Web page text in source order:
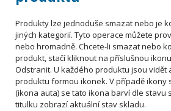
Produkty lze jednoduše smazat nebo je
jiných kategorií. Tyto operace můžete
nebo hromadně. Chcete-li smazat nebo
produkt, stačí kliknout na příslušnou
Odstranit. U každého produktu jsou vidět
produktu formou ikonek. V případě ikony
(ikona auta) se tato ikona barví dle stavu
titulku zobrazí aktuální stav skladu.